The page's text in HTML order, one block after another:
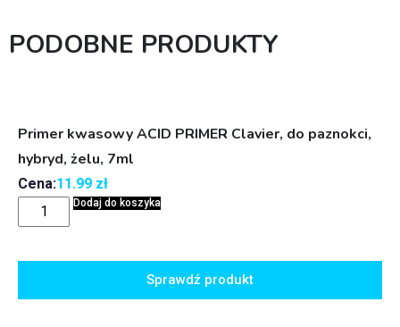
PODOBNE PRODUKTY
Primer kwasowy ACID PRIMER Clavier, do paznokci,
hybryd, żelu, 7ml
Cena:11.99 zł
Dodaj do koszyka
Sprawdź produkt